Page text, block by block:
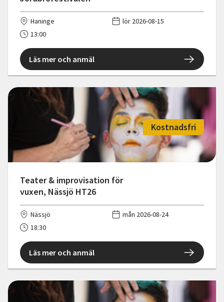
Haninge
lör 2026-08-15
13:00
Läs mer och anmäl
Teater & improvisation för
vuxen, Nässjö HT26
Kostnadsfri
Nässjö
mån 2026-08-24
18:30
Läs mer och anmäl